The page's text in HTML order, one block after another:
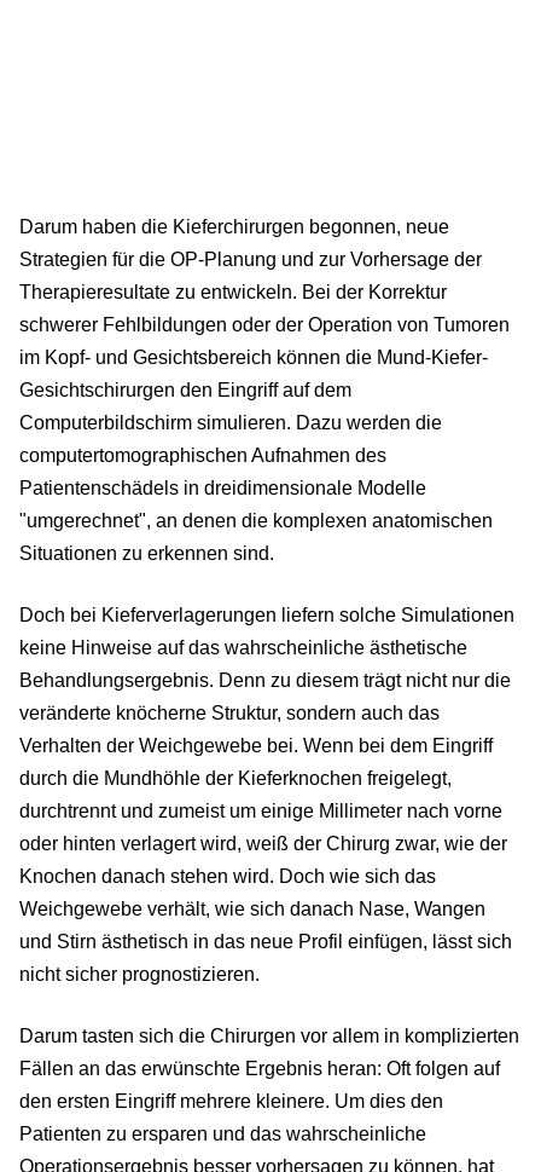
Darum haben die Kieferchirurgen begonnen, neue
Strategien für die OP-Planung und zur Vorhersage der
Therapieresultate zu entwickeln. Bei der Korrektur
schwerer Fehlbildungen oder der Operation von Tumoren
im Kopf- und Gesichtsbereich können die Mund-Kiefer-
Gesichtschirurgen den Eingriff auf dem
Computerbildschirm simulieren. Dazu werden die
computertomographischen Aufnahmen des
Patientenschädels in dreidimensionale Modelle
"umgerechnet", an denen die komplexen anatomischen
Situationen zu erkennen sind.
Doch bei Kieferverlagerungen liefern solche Simulationen
keine Hinweise auf das wahrscheinliche ästhetische
Behandlungsergebnis. Denn zu diesem trägt nicht nur die
veränderte knöcherne Struktur, sondern auch das
Verhalten der Weichgewebe bei. Wenn bei dem Eingriff
durch die Mundhöhle der Kieferknochen freigelegt,
durchtrennt und zumeist um einige Millimeter nach vorne
oder hinten verlagert wird, weiß der Chirurg zwar, wie der
Knochen danach stehen wird. Doch wie sich das
Weichgewebe verhält, wie sich danach Nase, Wangen
und Stirn ästhetisch in das neue Profil einfügen, lässt sich
nicht sicher prognostizieren.
Darum tasten sich die Chirurgen vor allem in komplizierten
Fällen an das erwünschte Ergebnis heran: Oft folgen auf
den ersten Eingriff mehrere kleinere. Um dies den
Patienten zu ersparen und das wahrscheinliche
Operationsergebnis besser vorhersagen zu können, hat